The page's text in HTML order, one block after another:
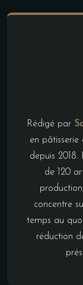
Rédigé par
en pâtisserie
depuis
de 120
concentre
temps au
réduction